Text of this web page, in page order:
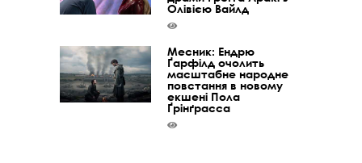
Олівією Вайлд
Месник: Ендрю
Ґарфілд очолить
масштабне народне
повстання в новому
екшені Пола
Ґрінґрасса